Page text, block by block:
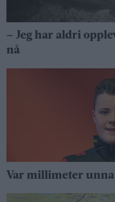
– Jeg har aldri
nå
Var millimeter